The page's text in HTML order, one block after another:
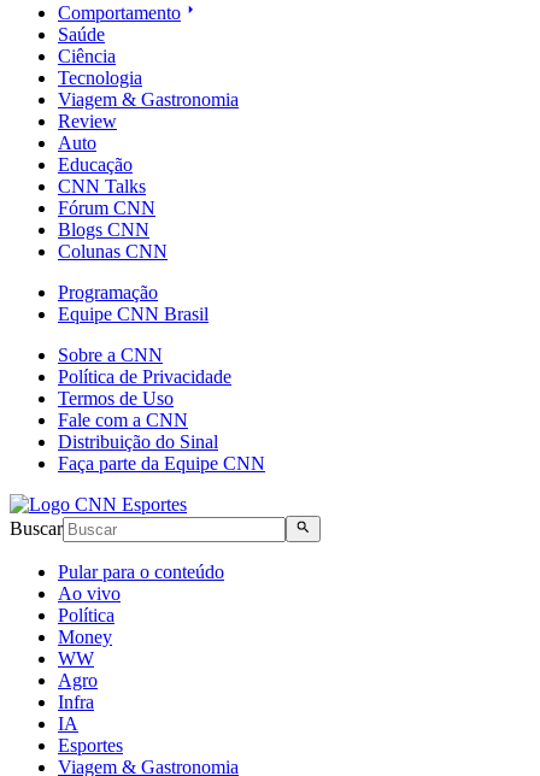
Comportamento
Saúde
Ciência
Tecnologia
Viagem & Gastronomia
Review
Auto
Educação
CNN Talks
Fórum CNN
Blogs CNN
Colunas CNN
Programação
Equipe CNN Brasil
Sobre a CNN
Política de Privacidade
Termos de Uso
Fale com a CNN
Distribuição do Sinal
Faça parte da Equipe CNN
Buscar
Pular para o conteúdo
Ao vivo
Política
Money
WW
Agro
Infra
IA
Esportes
Viagem & Gastronomia